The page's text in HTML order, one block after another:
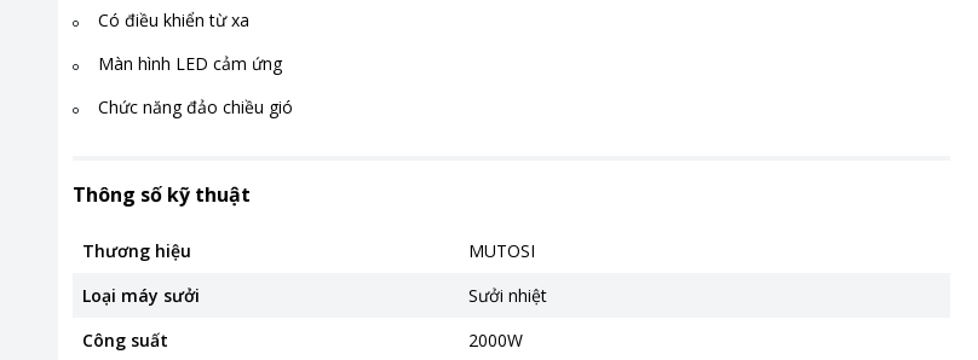
Có điều khiển từ xa
Màn hình LED cảm ứng
Chức năng đảo chiều gió
Thông số kỹ thuật
Thương hiệu
MUTOSI
Loại máy sưởi
Sưởi nhiệt
Công suất
2000W